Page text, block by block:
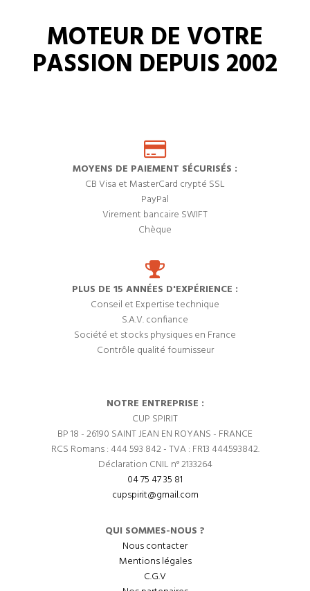
MOTEUR DE VOTRE
PASSION DEPUIS 2002
MOYENS DE PAIEMENT SÉCURISÉS :
CB Visa et MasterCard crypté SSL
PayPal
Virement bancaire SWIFT
Chèque
PLUS DE 15 ANNÉES D'EXPÉRIENCE :
Conseil et Expertise technique
S.A.V. confiance
Société et stocks physiques en France
Contrôle qualité fournisseur
NOTRE ENTREPRISE :
CUP SPIRIT
BP 18 - 26190 SAINT JEAN EN ROYANS - FRANCE
RCS Romans : 444 593 842 - TVA : FR13 444593842.
Déclaration CNIL n° 2133264
04 75 47 35 81
cupspirit@gmail.com
QUI SOMMES-NOUS ?
Nous contacter
Mentions légales
C.G.V